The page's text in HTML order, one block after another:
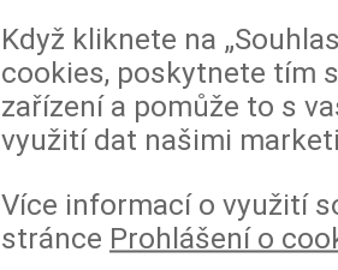
Když kliknete na
cookies, poskytnete tím
zařízení a pomůže to s
využití dat našimi
Více informací o využití
stránce Prohlášení o